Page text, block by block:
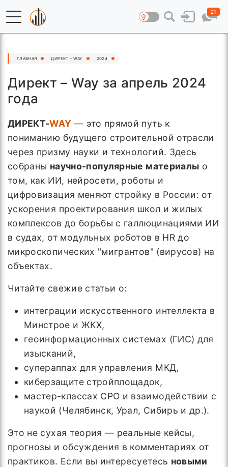
21
ГЛАВНАЯ ДИРЕКТ – WAY 2024
Директ – Way за апрель 2024
года
ДИРЕКТ-WAY — это прямой путь к
пониманию будущего строительной отрасли
через призму науки и технологий. Здесь
собраны научно-популярные материалы о
том, как ИИ, нейросети, роботы и
цифровизация меняют стройку в России: от
ускорения проектирования школ и жилых
комплексов до борьбы с галлюцинациями ИИ
в судах, от модульных роботов в HR до
микроскопических "мигрантов" (вирусов) на
объектах.
Читайте свежие статьи о:
интеграции искусственного интеллекта в
Минстрое и ЖКХ,
геоинформационных системах (ГИС) для
изысканий,
супераппах для управления МКД,
киберзащите стройплощадок,
мастер-классах СРО и взаимодействии с
наукой (Челябинск, Урал, Сибирь и др.).
Это не сухая теория — реальные кейсы,
прогнозы и обсуждения в комментариях от
практиков. Если вы интересуетесь новыми